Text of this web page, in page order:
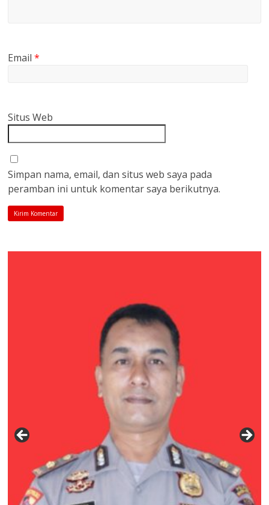
Email*
Situs Web
Simpan nama, email, dan situs web saya pada
peramban ini untuk komentar saya berikutnya.